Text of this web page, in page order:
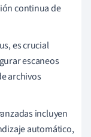
continua de
es crucial
escaneos
archivos
incluyen
automático,